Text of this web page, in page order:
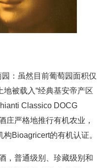
：虽然目前葡萄园面积仅
被载入“经典基安帝产区
Classico DOCG
庄严格地推行有机农业，
Bioagricert的有机认证。
，普通级别、珍藏级别和